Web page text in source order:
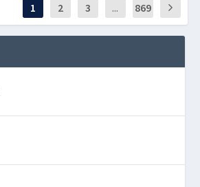
1 2 3 ... 869